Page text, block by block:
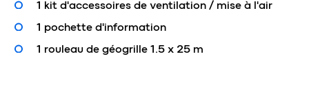
1 kit d'accessoires de ventilation / mise à l'air
1 pochette d'information
1 rouleau de géogrille 1.5 x 25 m